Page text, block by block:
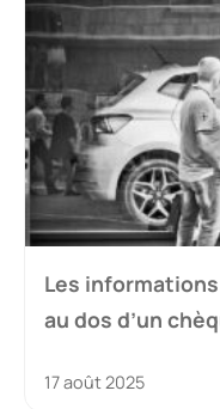
Les
au dos d’un
17 août 2025